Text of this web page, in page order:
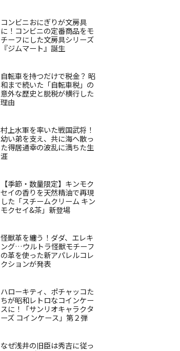
コンビニおにぎりが文房具
に！コンビニの定番商品をモ
チーフにした文房具シリーズ
『ジムマート』誕生
自転車を持つだけで税金？ 昭
和まで続いた「自転車税」の
意外な歴史と脱税が横行した
理由
村上水軍を率いた戦国武将！
幼い弟を支え、共に海へ散っ
た得居通幸の波乱に満ちた生
涯
【季節・数量限定】キンモク
セイの香りを天然精油で再現
した「スチームクリーム キン
モクセイ&茶」新登場
怪獣革を纏う！ダダ、エレキ
ング…ウルトラ怪獣モチーフ
の革を使った新アパレルコレ
クションが発表
ハローキティ、ポチャッコた
ちが昭和レトロなコインケー
スに！「サンリオキャラクタ
ーズ コインケース」第２弾
なぜ浅井の旧臣は秀吉に従っ